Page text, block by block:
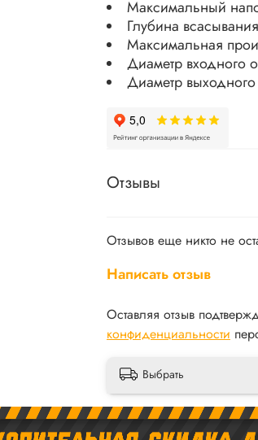
Отзывы
Отзывов еще никто не
Написать отзыв
Оставляя отзыв
конфиденциальности
Выбрать